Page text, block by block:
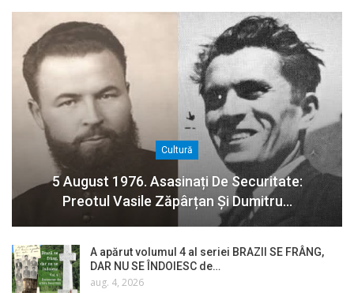
Cultură
5 August 1976. Asasinați De Securitate:
Preotul Vasile Zăpârțan Și Dumitru…
A apărut volumul 4 al seriei BRAZII SE FRÂNG,
DAR NU SE ÎNDOIESC de…
aug. 4, 2026